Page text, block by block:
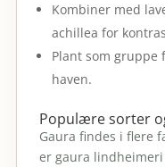
Kombiner med
achillea for
Plant som gruppe
haven.
Populære sorter
Gaura findes i flere
er gaura